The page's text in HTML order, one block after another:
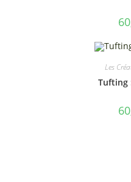
Les
Tufting